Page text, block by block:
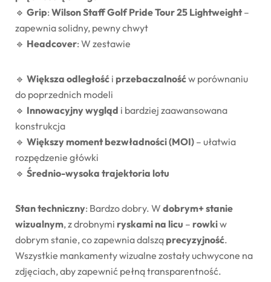
🔹 Grip: Wilson Staff Golf Pride Tour 25 Lightweight–
zapewnia solidny, pewny chwyt
🔹 Headcover: W zestawie
🔹 Większa odległość i przebaczalnośćw porównaniu
do poprzednich modeli
🔹 Innowacyjny wygląd i bardziej zaawansowana
konstrukcja
🔹 Większy moment bezwładności (MOI) – ułatwia
rozpędzenie główki
🔹 Średnio-wysoka trajektoria lotu
Stan techniczny: Bardzo dobry. W dobrym+ stanie
wizualnym, z drobnymi ryskami na licu – rowkiw
dobrym stanie, co zapewnia dalszą precyzyjność.
Wszystkie mankamenty wizualne zostały uchwycone na
zdjęciach, aby zapewnić pełną transparentność.